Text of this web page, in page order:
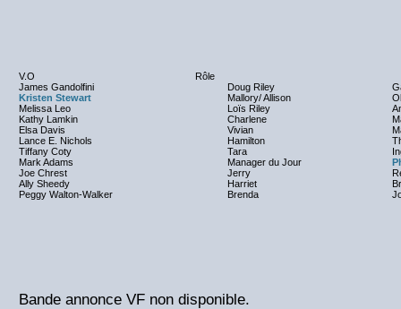
V.O
Rôle
James Gandolfini
Doug Riley
Kristen Stewart
Mallory/ Allison
Melissa Leo
Loïs Riley
Kathy Lamkin
Charlene
Elsa Davis
Vivian
Lance E. Nichols
Hamilton
Tiffany Coty
Tara
Mark Adams
Manager du Jour
Joe Chrest
Jerry
Ally Sheedy
Harriet
Peggy Walton-Walker
Brenda
Bande annonce VF non disponible.